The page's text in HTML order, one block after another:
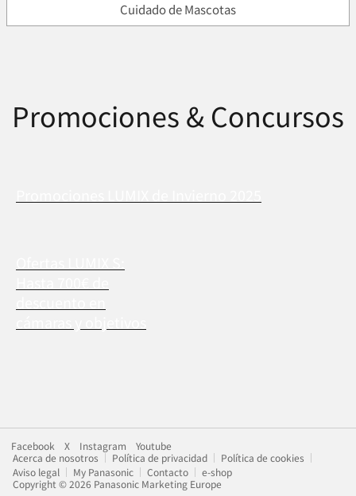
Cuidado de Mascotas
Promociones & Concursos
Facebook X Instagram
Youtube
Acerca de nosotros
Política de privacidad
Política de cookies
Aviso legal
My Panasonic Contacto
e-shop
Copyright © 2026 Panasonic Marketing Europe